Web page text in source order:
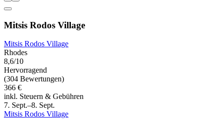
Mitsis Rodos Village
Mitsis Rodos Village
Rhodes
8,6/10
Hervorragend
(304 Bewertungen)
366 €
inkl. Steuern & Gebühren
7. Sept.–8. Sept.
Mitsis Rodos Village